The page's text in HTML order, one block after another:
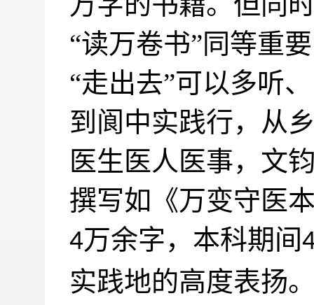
“读万卷书”同等重
“走出去”可以多听
到阆中实践行，从
医生医人医事，文
撰写如《万变守医
4万余字，本科期间
实践地的高度表扬